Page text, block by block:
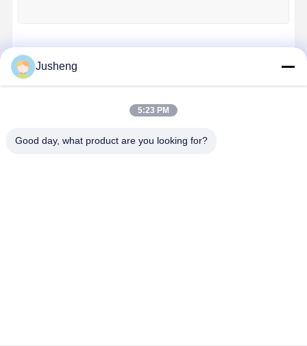
エンジンの連接棒
Jusheng
5:23 PM
Good day, what product are you looking for?